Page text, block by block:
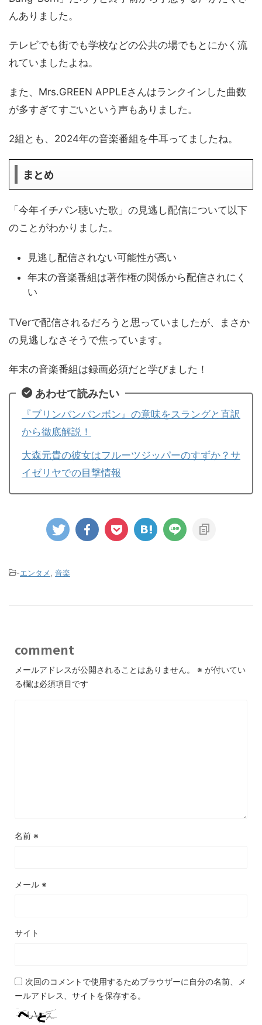
んありました。
テレビでも街でも学校などの公共の場でもとにかく流
れていましたよね。
また、Mrs.GREEN APPLEさんはランクインした曲数
が多すぎてすごいという声もありました。
2組とも、2024年の音楽番組を牛耳ってましたね。
まとめ
「今年イチバン聴いた歌」の見逃し配信について以下
のことがわかりました。
見逃し配信されない可能性が高い
年末の音楽番組は著作権の関係から配信されにく
い
TVerで配信されるだろうと思っていましたが、まさか
の見逃しなさそうで焦っています。
年末の音楽番組は録画必須だと学びました！
あわせて読みたい
『ブリンバンバンボン』の意味をスラングと直訳
から徹底解説！
大森元貴の彼女はフルーツジッパーのすずか？サ
イゼリヤでの目撃情報
-エンタメ 音楽
comment
メールアドレスが公開されることはありません。 ※ が付いてい
る欄は必須項目です
名前 ※
メール ※
サイト
次回のコメントで使用するためブラウザーに自分の名前、メ
ールアドレス、サイトを保存する。